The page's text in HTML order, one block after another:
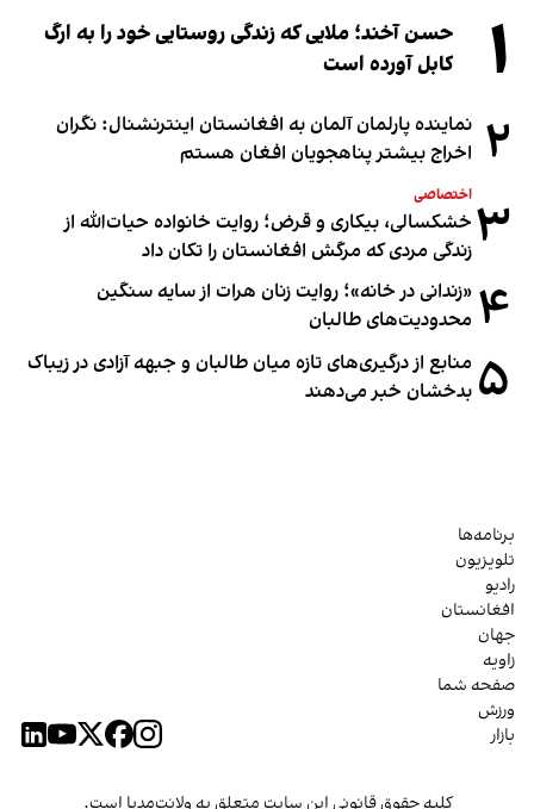
۱
حسن آخند؛ ملایی که زندگی روستایی خود را به ارگ
کابل آورده است
۲ نماینده پارلمان آلمان به افغانستان اینترنشنال: نگران
اخراج بیشتر پناهجویان افغان هستم
۳ اختصاصی
خشکسالی، بیکاری و قرض؛ روایت خانواده حیات‌الله از
زندگی مردی که مرگش افغانستان را تکان داد
۴ «زندانی در خانه»؛ روایت زنان هرات از سایه سنگین
محدودیت‌های طالبان
۵ منابع از درگیری‌های تازه میان طالبان و جبهه آزادی در زیباک
بدخشان خبر می‌دهند
برنامه‌ها
تلویزیون
رادیو
افغانستان
جهان
زاویه
صفحه شما
ورزش
بازار
کلیه حقوق قانونی این سایت متعلق به ولانت‌مدیا است.